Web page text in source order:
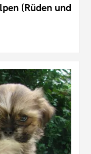
(Rüden und